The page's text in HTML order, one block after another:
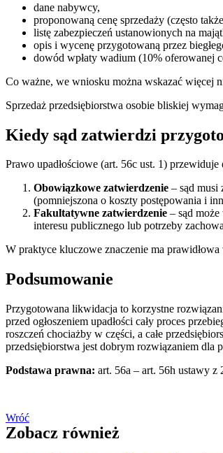
dane nabywcy,
proponowaną cenę sprzedaży (często
listę zabezpieczeń ustanowionych na
opis i wycenę przygotowaną przez
dowód wpłaty wadium (10% oferowanej
Co ważne, we wniosku można wskazać więcej
Sprzedaż przedsiębiorstwa osobie bliskiej
Kiedy sąd zatwierdzi
Prawo upadłościowe (art. 56c ust. 1) przewiduje
Obowiązkowe zatwierdzenie – sąd musi
(pomniejszona o koszty postępowania i
Fakultatywne zatwierdzenie – sąd
interesu publicznego lub potrzeby
W praktyce kluczowe znaczenie ma
Podsumowanie
Przygotowana likwidacja to korzystne
przed ogłoszeniem upadłości cały proces
roszczeń chociażby w części, a całe
przedsiębiorstwa jest dobrym rozwiązaniem dla
Podstawa prawna: art. 56a – art. 56h ustawy z
Wróć
Zobacz również